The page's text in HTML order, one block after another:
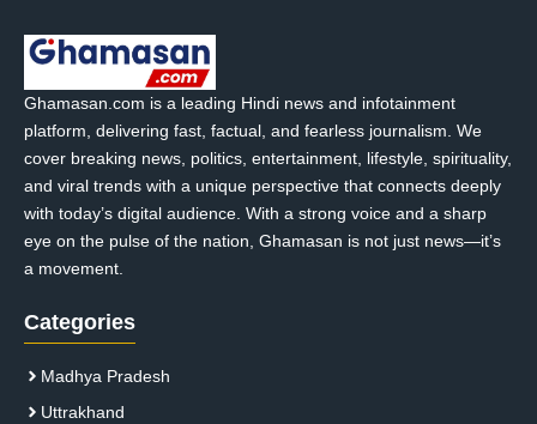
Ghamasan.com is a leading Hindi news and infotainment
platform, delivering fast, factual, and fearless journalism. We
cover breaking news, politics, entertainment, lifestyle, spirituality,
and viral trends with a unique perspective that connects deeply
with today’s digital audience. With a strong voice and a sharp
eye on the pulse of the nation, Ghamasan is not just news—it’s
a movement.
Categories
Madhya Pradesh
Uttrakhand